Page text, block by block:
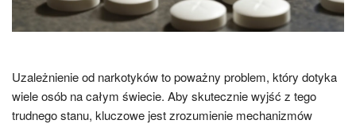
Uzależnienie od narkotyków to poważny problem, który dotyka
wiele osób na całym świecie. Aby skutecznie wyjść z tego
trudnego stanu, kluczowe jest zrozumienie mechanizmów